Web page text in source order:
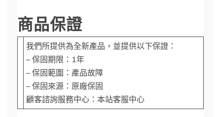
商品保證
我們所提供為全新產品，並提供以下保證：
– 保固期限：1年
– 保固範圍：產品故障
– 保固來源：原廠保固
顧客諮詢服務中心：本站客服中心